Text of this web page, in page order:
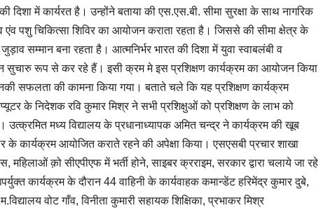
दिशा में कार्यरत है। उन्होंने बताया की एस.एस.बी. सीमा सुरक्षा के साथ नागरिक
पशु चिकित्सा शिविर का आयोजन कराता रहता है। जिससे की सीमा क्षेत्र के
सम्मान बना रहता है। आत्मनिर्भर भारत की दिशा में युवा स्वाबलंबी व
सुचारु रूप से कर रहे हैं। इसी क्रम मे इस प्रशिक्षण कार्यक्रम का आयोजन किया
सफलता की कामना किया गया। बताते चले कि यह प्रशिक्षण कार्यक्रम
के निदेशक रवि कुमार मिश्र ने सभी प्रशिक्षुओं को प्रशिक्षण के लाभ को
उत्क्रमित मध्य विद्यालय के प्रधानाध्यापक अमित चन्द्र ने कार्यक्रम की खूब
के कार्यक्रम आयोजित कराते रहने की अपेक्षा किया। एसएसबी प्रचार शाखा
क़ो सीएपीएफ में भर्ती होने, साइबर क्रराइम, सरकार द्वारा चलाये जा रहे
कार्यक्रम के दौरान 44 वाहिनी के कार्यवाहक कमान्डेंट हरिमेंद्र कुमार दुबे,
वोट गाँव, विनीता कुमारी सहायक शिक्षिका, प्रभाकर मिश्र